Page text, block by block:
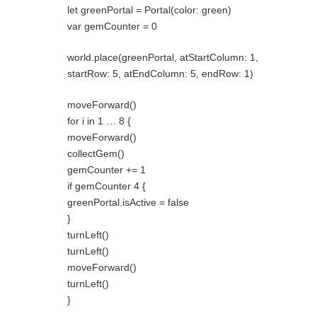
let greenPortal = Portal(color: green)
var gemCounter = 0
world.place(greenPortal, atStartColumn: 1,
startRow: 5, atEndColumn: 5, endRow: 1)
moveForward()
for i in 1 … 8 {
moveForward()
collectGem()
gemCounter += 1
if gemCounter 4 {
greenPortal.isActive = false
}
turnLeft()
turnLeft()
moveForward()
turnLeft()
}